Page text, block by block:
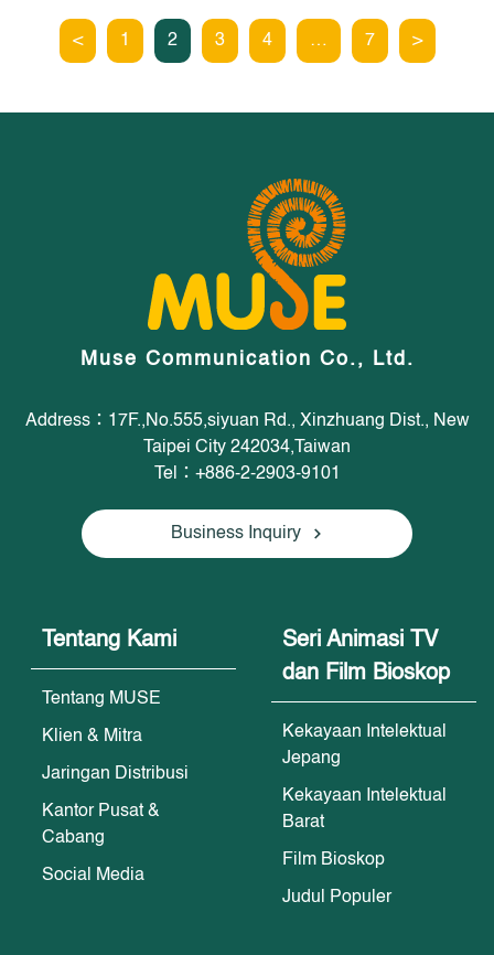
< 1 2 3 4 … 7 >
Muse Communication Co., Ltd.
Address：17F.,No.555,siyuan Rd., Xinzhuang Dist., New
Taipei City 242034,Taiwan
Tel：+886-2-2903-9101
Business Inquiry
Tentang Kami
Tentang MUSE
Klien & Mitra
Jaringan Distribusi
Kantor Pusat &
Cabang
Social Media
Seri Animasi TV
dan Film Bioskop
Kekayaan Intelektual
Jepang
Kekayaan Intelektual
Barat
Film Bioskop
Judul Populer